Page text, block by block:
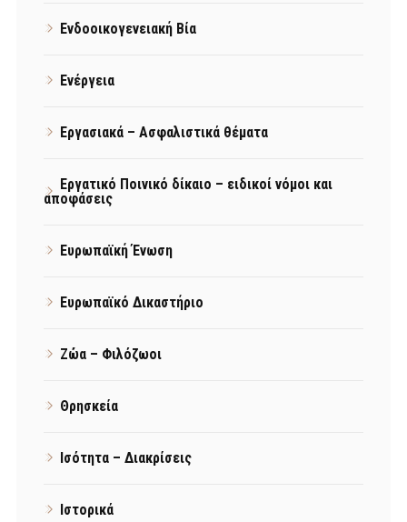
Ενδοοικογενειακή Βία
Ενέργεια
Εργασιακά – Ασφαλιστικά θέματα
Εργατικό Ποινικό δίκαιο – ειδικοί νόμοι και
αποφάσεις
Ευρωπαϊκή Ένωση
Ευρωπαϊκό Δικαστήριο
Ζώα – Φιλόζωοι
Θρησκεία
Ισότητα – Διακρίσεις
Ιστορικά